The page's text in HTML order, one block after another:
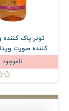
تونر پاک
کننده صورت
آردن سی فکتور وزن 250 گرم
ناموجود